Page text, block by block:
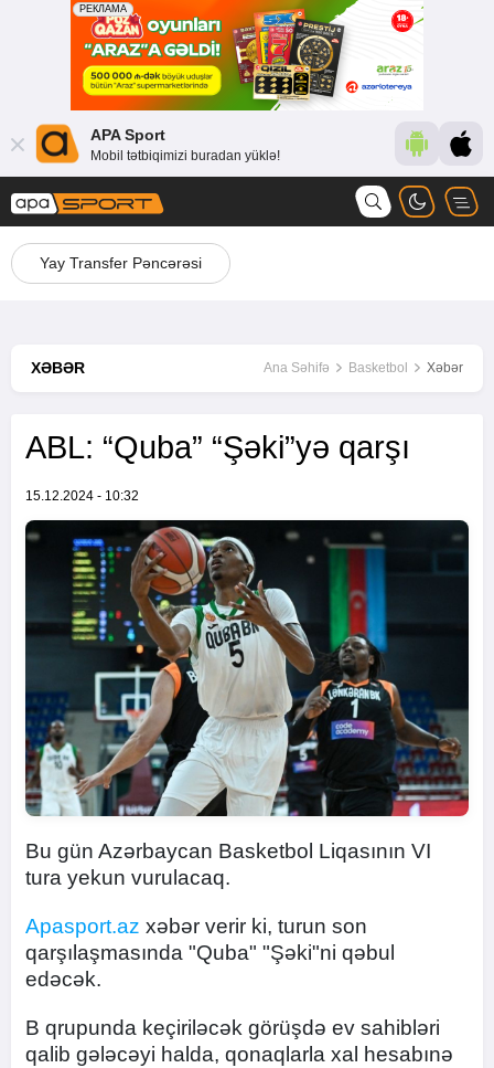
APA Sport
Mobil tətbiqimizi buradan yüklə!
Yay Transfer Pəncərəsi
XƏBƏR Ana Səhifə Basketbol Xəbər
ABL: “Quba” “Şəki”yə qarşı
15.12.2024 - 10:32
Bu gün Azərbaycan Basketbol Liqasının VI
tura yekun vurulacaq.
Apasport.az xəbər verir ki, turun son
qarşılaşmasında "Quba" "Şəki"ni qəbul
edəcək.
B qrupunda keçiriləcək görüşdə ev sahibləri
qalib gələcəyi halda, qonaqlarla xal hesabınə